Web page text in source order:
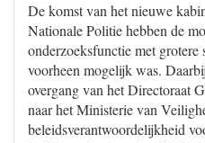
De komst van het nieuwe
Nationale Politie hebben de
onderzoeksfunctie met grotere
voorheen mogelijk was.
overgang van het Directoraat
naar het Ministerie van
beleidsverantwoordelijkheid